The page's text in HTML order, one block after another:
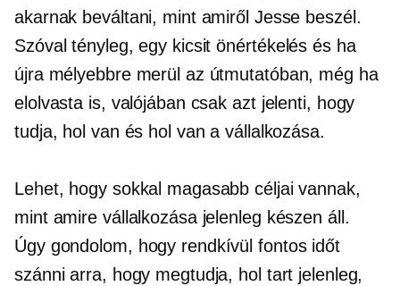
akarnak beváltani, mint amiről Jesse beszél.
Szóval tényleg, egy kicsitönértékelés és ha
újra mélyebbre merül az útmutatóban, még ha
elolvasta is, valójában csak azt jelenti, hogy
tudja, hol van és hol van a vállalkozása.
Lehet, hogy sokkal magasabb céljai vannak,
mint amire vállalkozása jelenleg készen áll.
Úgy gondolom, hogy rendkívül fontos időt
szánni arra, hogy megtudja, hol tart jelenleg,